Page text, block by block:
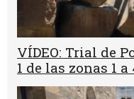
VÍDEO: Trial de
1 de las zonas 1 a